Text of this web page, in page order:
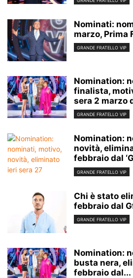
Nominati:
marzo, Prima
GRANDE FRATELLO VIP
Nomination:
finalista,
sera 2 marzo
GRANDE FRATELLO VIP
Nomination:
novità,
febbraio dal
GRANDE FRATELLO VIP
Chi è stato
febbraio dal
GRANDE FRATELLO VIP
Nomination:
busta nera,
febbraio dal...